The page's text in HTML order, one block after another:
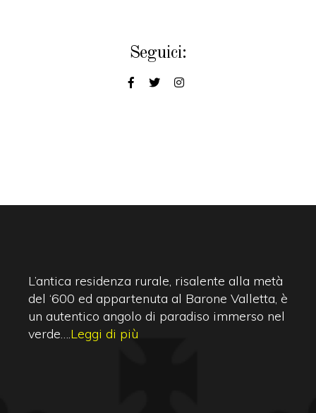
Seguici:
L’antica residenza rurale, risalente alla metà
del ‘600 ed appartenuta al Barone Valletta, è
un autentico angolo di paradiso immerso nel
verde….Leggi di più